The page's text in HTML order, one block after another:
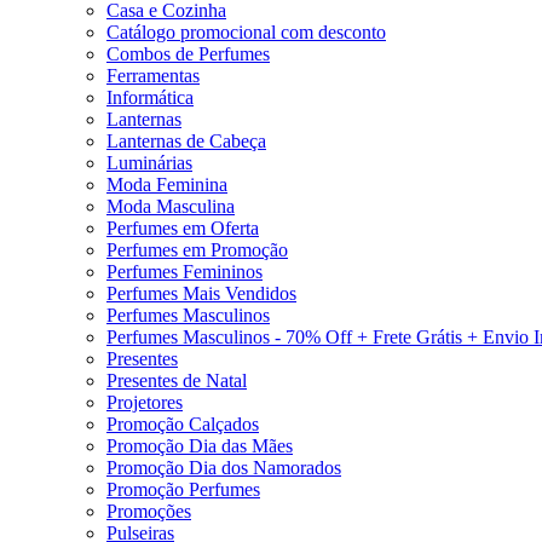
Casa e Cozinha
Catálogo promocional com desconto
Combos de Perfumes
Ferramentas
Informática
Lanternas
Lanternas de Cabeça
Luminárias
Moda Feminina
Moda Masculina
Perfumes em Oferta
Perfumes em Promoção
Perfumes Femininos
Perfumes Mais Vendidos
Perfumes Masculinos
Perfumes Masculinos - 70% Off + Frete Grátis + Envio
Presentes
Presentes de Natal
Projetores
Promoção Calçados
Promoção Dia das Mães
Promoção Dia dos Namorados
Promoção Perfumes
Promoções
Pulseiras